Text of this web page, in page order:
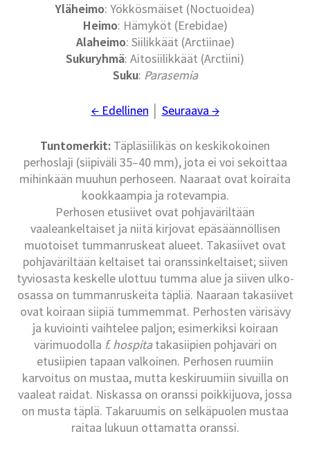
Yläheimo: Yökkösmäiset (Noctuoidea)
Heimo: Hämyköt (Erebidae)
Alaheimo: Siilikkäät (Arctiinae)
Sukuryhmä: Aitosiilikkäät (Arctiini)
Suku: Parasemia
← Edellinen Seuraava →
Tuntomerkit: Täpläsiilikäs on keskikokoinen
perhoslaji (siipiväli 35–40 mm), jota ei voi sekoittaa
mihinkään muuhun perhoseen. Naaraat ovat koiraita
kookkaampia ja rotevampia.
Perhosen etusiivet ovat pohjaväriltään
vaaleankeltaiset ja niitä kirjovat epäsäännöllisen
muotoiset tummanruskeat alueet. Takasiivet ovat
pohjaväriltään keltaiset tai oranssinkeltaiset; siiven
tyviosasta keskelle ulottuu tumma alue ja siiven ulko-
osassa on tummanruskeita täpliä. Naaraan takasiivet
ovat koiraan siipiä tummemmat. Perhosten värisävy
ja kuviointi vaihtelee paljon; esimerkiksi koiraan
värimuodolla f. hospitatakasiipien pohjaväri on
etusiipien tapaan valkoinen. Perhosen ruumiin
karvoitus on mustaa, mutta keskiruumiin sivuilla on
vaaleat raidat. Niskassa on oranssi poikkijuova, jossa
on musta täplä. Takaruumis on selkäpuolen mustaa
raitaa lukuun ottamatta oranssi.